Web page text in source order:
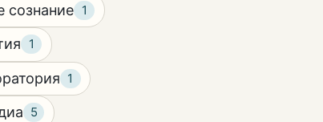
сознание 1
1
1
5